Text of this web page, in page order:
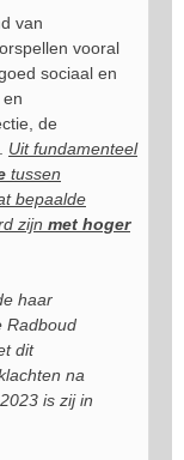
van
vooral
sociaal en
de
Uit fundamenteel
tussen
bepaalde
zijn met hoger
haar
Radboud
dit
na
is zij in